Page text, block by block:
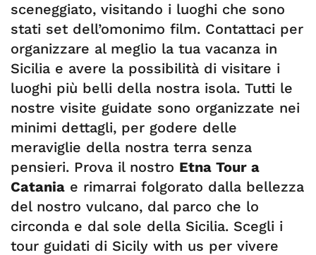
sceneggiato, visitando i luoghi che sono
stati set dell’omonimo film. Contattaci per
organizzare al meglio la tua vacanza in
Sicilia e avere la possibilità di visitare i
luoghi più belli della nostra isola. Tutti le
nostre visite guidate sono organizzate nei
minimi dettagli, per godere delle
meraviglie della nostra terra senza
pensieri. Prova il nostro Etna Tour a
Catania e rimarrai folgorato dalla bellezza
del nostro vulcano, dal parco che lo
circonda e dal sole della Sicilia. Scegli i
tour guidati di Sicily with us per vivere